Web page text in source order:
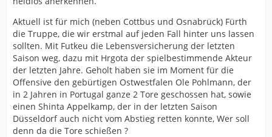
Aktuell ist für mich (neben Cottbus und Osnabrück) Fürth
die Truppe, die wir erstmal auf jeden Fall hinter uns lassen
sollten. Mit Futkeu die Lebensversicherung der letzten
Saison weg, dazu mit Hrgota der spielbestimmende Akteur
der letzten Jahre. Geholt haben sie im Moment für die
Offensive den gebürtigen Ostwestfalen Ole Pohlmann, der
in 2 Jahren in Portugal ganze 2 Tore geschossen hat, sowie
einen Shinta Appelkamp, der in der letzten Saison
Düsseldorf auch nicht vom Abstieg retten konnte, Wer soll
denn da die Tore schießen ?